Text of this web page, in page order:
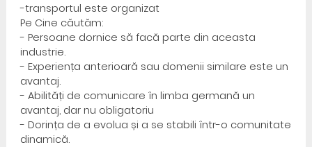
-transportul este organizat
Pe Cine căutăm:
- Persoane dornice să facă parte din aceasta
industrie.
- Experiența anterioară sau domenii similare este un
avantaj.
- Abilități de comunicare în limba germană un
avantaj, dar nu obligatoriu
- Dorința de a evolua și a se stabili într-o comunitate
dinamică.